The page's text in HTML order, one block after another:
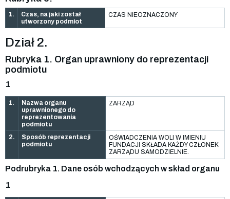
1.
Czas, na jaki został
utworzony podmiot
CZAS NIEOZNACZONY
Dział 2.
Rubryka 1. Organ uprawniony do reprezentacji
podmiotu
1
1.
Nazwa organu
uprawnionego do
reprezentowania
podmiotu
ZARZĄD
2.
Sposób reprezentacji
podmiotu
OŚWIADCZENIA WOLI W IMIENIU
FUNDACJI SKŁADA KAŻDY CZŁONEK
ZARZĄDU SAMODZIELNIE.
Podrubryka 1. Dane osób wchodzących w skład organu
1